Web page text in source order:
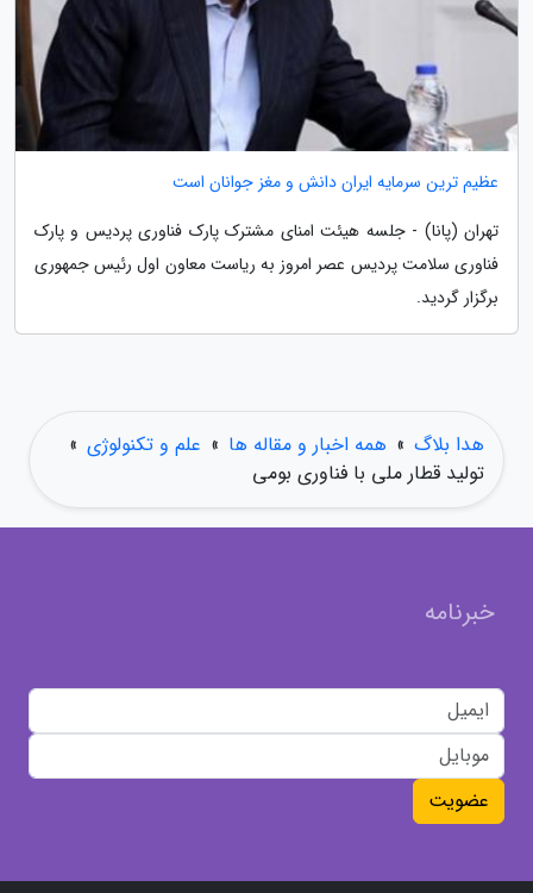
عظیم ترین سرمایه ایران دانش و مغز جوانان است
تهران (پانا) - جلسه هیئت امنای مشترک پارک فناوری پردیس و پارک
فناوری سلامت پردیس عصر امروز به ریاست معاون اول رئیس جمهوری
برگزار گردید.
هدا بلاگ » همه اخبار و مقاله ها » علم و تکنولوژی »
تولید قطار ملی با فناوری بومی
خبرنامه
عضویت